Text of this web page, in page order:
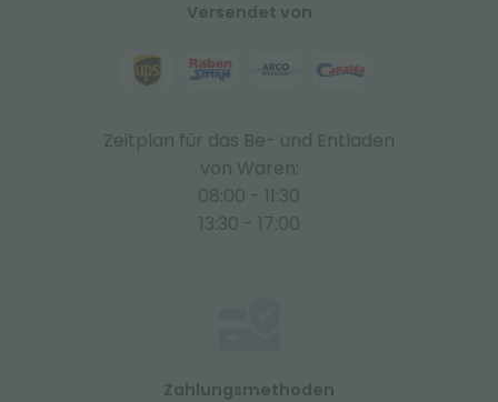
Versendet von
Zeitplan für das Be- und Entladen
von Waren:
08:00 - 11:30
13:30 - 17:00
Zahlungsmethoden